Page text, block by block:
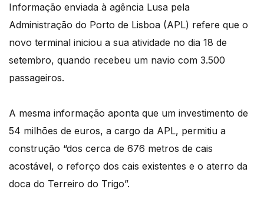
Informação enviada à agência Lusa pela
Administração do Porto de Lisboa (APL) refere que o
novo terminal iniciou a sua atividade no dia 18 de
setembro, quando recebeu um navio com 3.500
passageiros.
A mesma informação aponta que um investimento de
54 milhões de euros, a cargo da APL, permitiu a
construção “dos cerca de 676 metros de cais
acostável, o reforço dos cais existentes e o aterro da
doca do Terreiro do Trigo”.